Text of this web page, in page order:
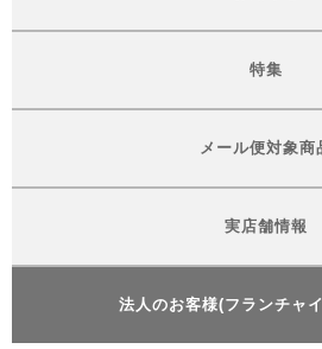
特集
メール便対象商
実店舗情報
法人のお客様(フランチャ